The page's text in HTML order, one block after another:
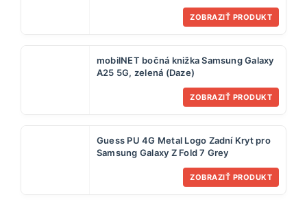
ZOBRAZIŤ PRODUKT
mobilNET bočná knižka Samsung Galaxy
A25 5G, zelená (Daze)
ZOBRAZIŤ PRODUKT
Guess PU 4G Metal Logo Zadní Kryt pro
Samsung Galaxy Z Fold 7 Grey
ZOBRAZIŤ PRODUKT